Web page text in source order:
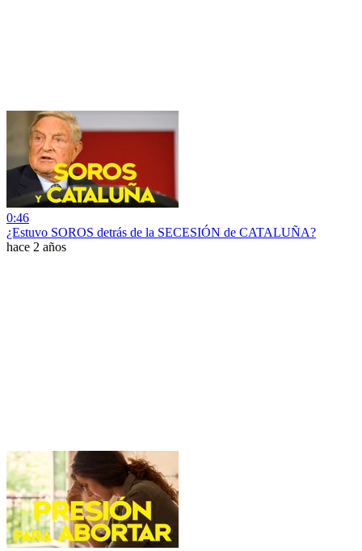
0:46
¿Estuvo SOROS detrás de la SECESIÓN de CATALUÑA?
hace 2 años